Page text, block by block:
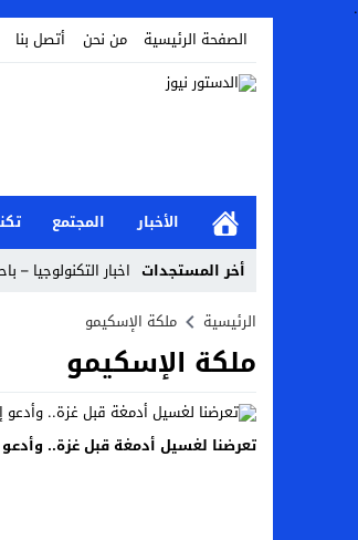
.
الصفحة الرئيسية
من نحن أتصل بنا
الأخبار المجتمع
أخر المستجدات اخبار التكنولوجيا –
Stop
Previous
Next
الرئيسية ملكة الإسكيمو
ملكة الإسكيمو
تعرضنا لغسيل أدمغة قبل غزة..